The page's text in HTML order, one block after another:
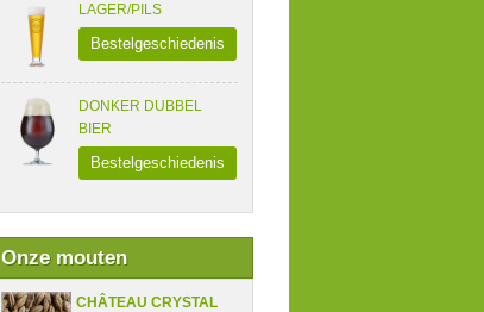
LAGER/PILS
Bestelgeschiedenis
DONKER DUBBEL
BIER
Bestelgeschiedenis
Onze mouten
CHÂTEAU CRYSTAL